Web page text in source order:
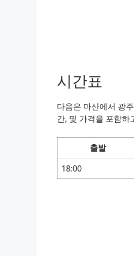
시간표
다음은 마산에서 광
간, 및 가격을 포함하
출발
18:00